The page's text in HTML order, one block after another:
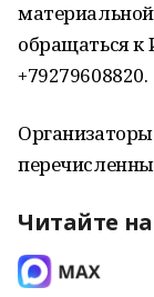
обращаться к
+79279608820.
Читайте